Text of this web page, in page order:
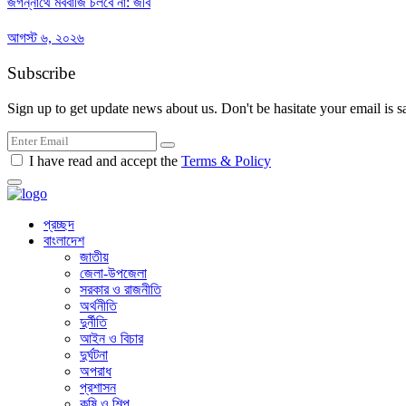
আগস্ট ৬, ২০২৬
Subscribe
Sign up to get update news about us. Don't be hasitate your email is
I have read and accept the Terms & Policy
প্রচ্ছদ
বাংলাদেশ
জাতীয়
জেলা-উপজেলা
সরকার ও রাজনীতি
অর্থনীতি
দুর্নীতি
আইন ও বিচার
দুর্ঘটনা
অপরাধ
প্রশাসন